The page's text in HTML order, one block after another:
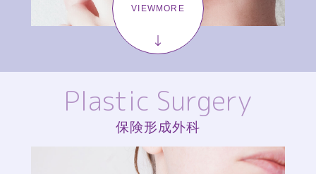
VIEWMORE
Plastic Surgery
保険形成外科